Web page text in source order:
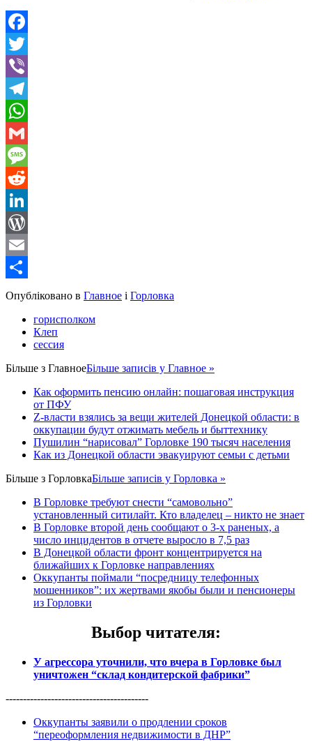
Facebook
Twitter
Viber
Telegram
WhatsApp
Gmail
Message
Reddit
LinkedIn
WordPress
Email
Share
Опубліковано в Главное і Горловка
горисполком
Клеп
сессия
Більше з ГлавноеБільше записів у Главное »
Как оформить пенсию онлайн: пошаговая инструкция
от ПФУ
Z-власти взялись за вещи жителей Донецкой области: в
оккупации будут отжимать мебель и быттехнику
Пушилин “нарисовал” Горловке 190 тысяч населения
Как из Донецкой области эвакуируют семьи с детьми
Більше з ГорловкаБільше записів у Горловка »
В Горловке требуют снести “самовольно”
установленный ситилайт. Кто владелец – никто не знает
В Горловке второй день сообщают о 3-х раненых, а
число инцидентов в отчете выросло в 7,5 раз
В Донецкой области фронт концентрируется на
ближайших к Горловке направлениях
Оккупанты поймали “посредницу телефонных
мошенников”: их жертвами якобы были и пенсионеры
из Горловки
Выбор читателя:
У агрессора уточнили, что вчера в Горловке был
уничтожен “склад кондитерской фабрики”
-----------------------------------------
Оккупанты заявили о продлении сроков
“переоформления недвижимости в ДНР”